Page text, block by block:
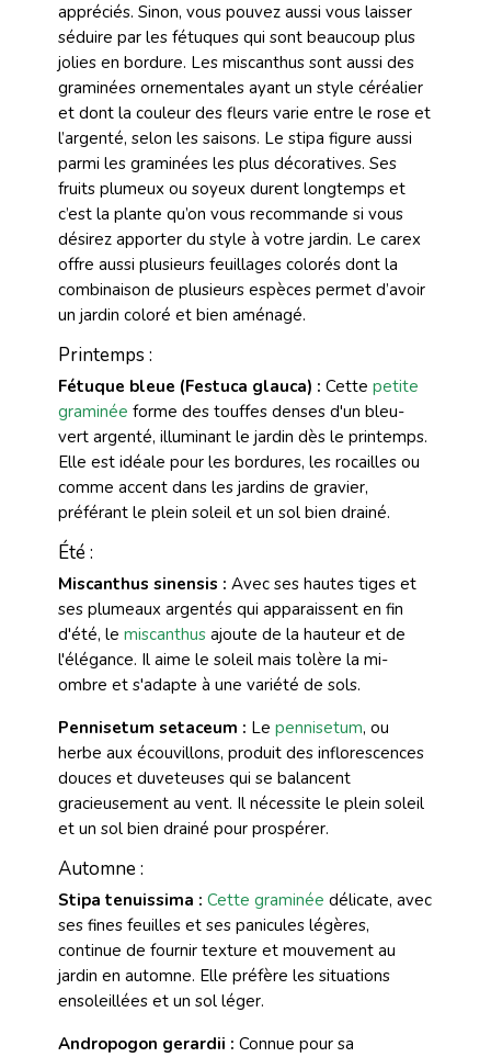
appréciés. Sinon, vous pouvez aussi vous laisser
séduire par les fétuques qui sont beaucoup plus
jolies en bordure. Les miscanthus sont aussi des
graminées ornementales ayant un style céréalier
et dont la couleur des fleurs varie entre le rose et
l’argenté, selon les saisons. Le stipa figure aussi
parmi les graminées les plus décoratives. Ses
fruits plumeux ou soyeux durent longtemps et
c’est la plante qu’on vous recommande si vous
désirez apporter du style à votre jardin. Le carex
offre aussi plusieurs feuillages colorés dont la
combinaison de plusieurs espèces permet d’avoir
un jardin coloré et bien aménagé.
Printemps :
Fétuque bleue (Festuca glauca) : Cette petite
graminée forme des touffes denses d'un bleu-
vert argenté, illuminant le jardin dès le printemps.
Elle est idéale pour les bordures, les rocailles ou
comme accent dans les jardins de gravier,
préférant le plein soleil et un sol bien drainé.
Été :
Miscanthus sinensis : Avec ses hautes tiges et
ses plumeaux argentés qui apparaissent en fin
d'été, le miscanthus ajoute de la hauteur et de
l'élégance. Il aime le soleil mais tolère la mi-
ombre et s'adapte à une variété de sols.
Pennisetum setaceum : Le pennisetum, ou
herbe aux écouvillons, produit des inflorescences
douces et duveteuses qui se balancent
gracieusement au vent. Il nécessite le plein soleil
et un sol bien drainé pour prospérer.
Automne :
Stipa tenuissima : Cette graminée délicate, avec
ses fines feuilles et ses panicules légères,
continue de fournir texture et mouvement au
jardin en automne. Elle préfère les situations
ensoleillées et un sol léger.
Andropogon gerardii : Connue pour sa